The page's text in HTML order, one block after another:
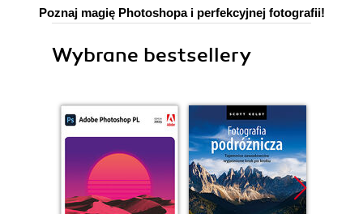
Poznaj magię Photoshopa i perfekcyjnej fotografii!
Wybrane bestsellery